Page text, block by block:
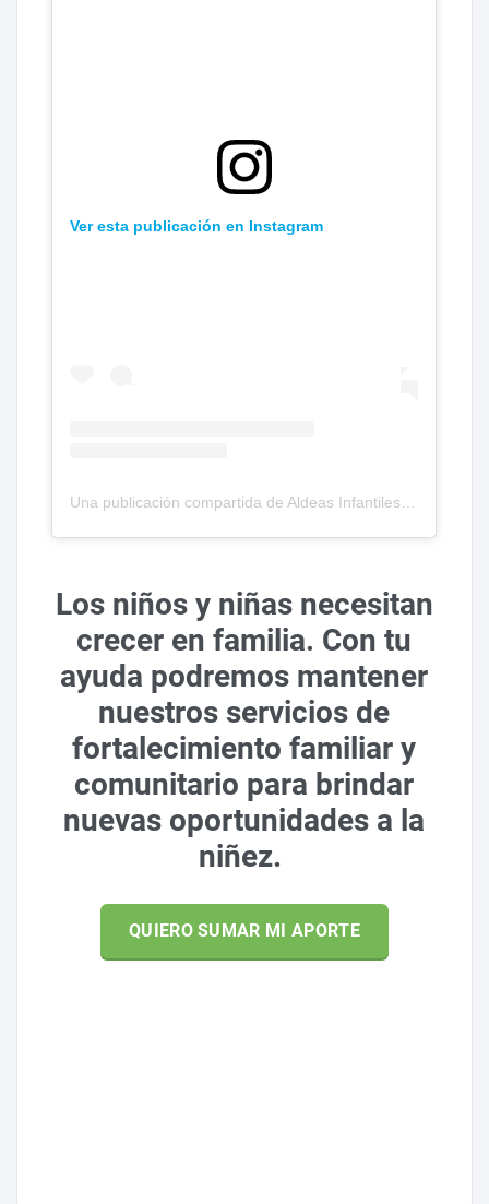
Ver esta publicación en Instagram
Los niños y niñas necesitan
crecer en familia. Con tu
ayuda podremos mantener
nuestros servicios de
fortalecimiento familiar y
comunitario para brindar
nuevas oportunidades a la
niñez.
QUIERO SUMAR MI APORTE